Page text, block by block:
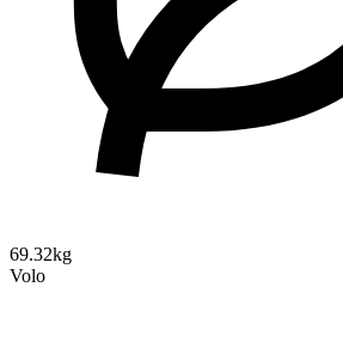
69.32kg
Volo